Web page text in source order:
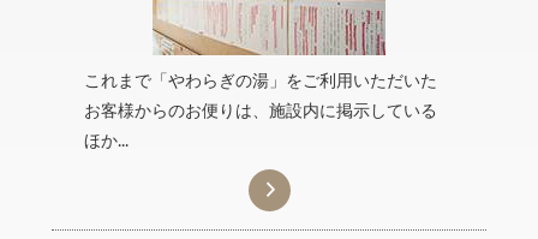
これまで「やわらぎの湯」をご利用いただいた
お客様からのお便りは、施設内に掲示している
ほか...
